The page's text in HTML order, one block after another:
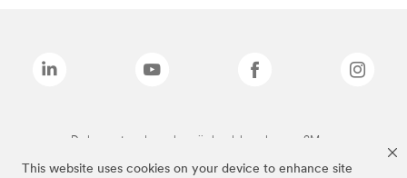
This website uses cookies on your device to enhance site
De bovenstaande merken zijn handelsmerken van 3M.we